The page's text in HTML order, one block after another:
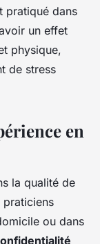
pratiqué dans
un effet
physique,
de stress
en
la qualité de
praticiens
ou dans